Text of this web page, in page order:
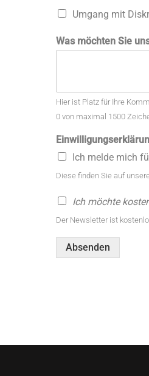
Umgang mit
Was möchten Sie
Hier ist Platz für Ihre
0 von maximal 1500
Ich melde mich
Diese finden Sie auf
Ich möchte
Der Newsletter ist
Absenden